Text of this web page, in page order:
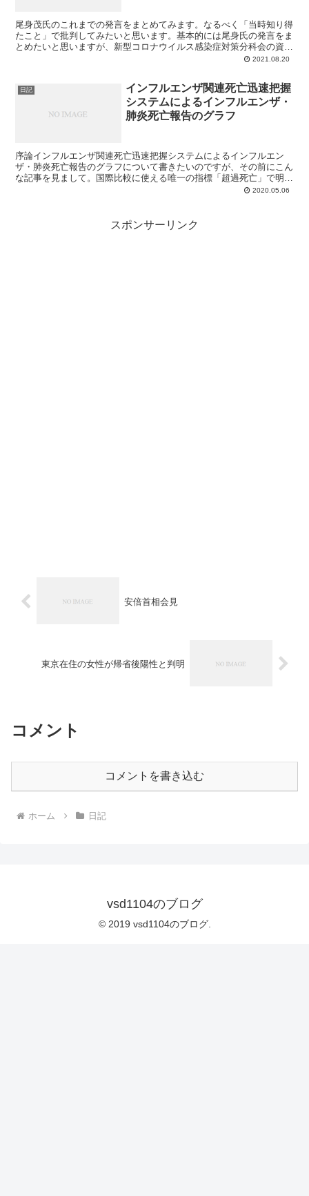
尾身茂氏のこれまでの発言をまとめてみます。なるべく「当時知り得
たこと」で批判してみたいと思います。基本的には尾身氏の発言をま
とめたいと思いますが、新型コロナウイルス感染症対策分科会の資料
も「尾身氏の考えが反映されているだろう」ということで取...2021.08.20
日記
インフルエンザ関連死亡迅速把握
システムによるインフルエンザ・
肺炎死亡報告のグラフ
序論インフルエンザ関連死亡迅速把握システムによるインフルエン
ザ・肺炎死亡報告のグラフについて書きたいのですが、その前にこん
な記事を見まして。国際比較に使える唯一の指標「超過死亡」で明ら
2020.05.06
スポンサーリンク
安倍首相会見
東京在住の女性が帰省後陽性と判明
コメント
コメントを書き込む
ホーム 日記
vsd1104のブログ
© 2019 vsd1104のブログ.